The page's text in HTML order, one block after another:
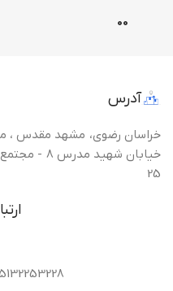
0
0
آدرس
خراسان رضوی، مشهد مقدس ،
خیابان
25